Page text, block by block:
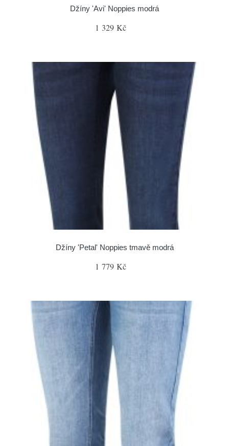
Džíny 'Avi' Noppies modrá
1 329 Kč
Džíny 'Petal' Noppies tmavě modrá
1 779 Kč